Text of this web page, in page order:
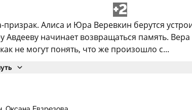
+2
Алиса и Юра Веревкин берутся
Авдееву начинает возвращаться память.
не могут понять, что же произошло с...